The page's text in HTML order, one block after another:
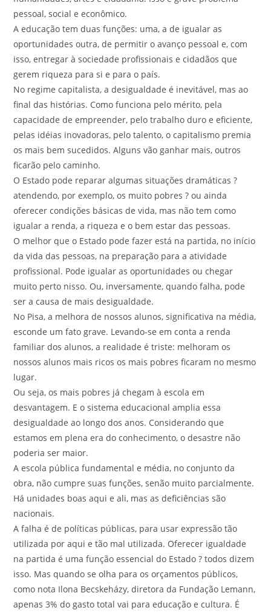
pessoal, social e econômico.
A educação tem duas funções: uma, a de igualar as
oportunidades outra, de permitir o avanço pessoal e, com
isso, entregar à sociedade profissionais e cidadãos que
gerem riqueza para si e para o país.
No regime capitalista, a desigualdade é inevitável, mas ao
final das histórias. Como funciona pelo mérito, pela
capacidade de empreender, pelo trabalho duro e eficiente,
pelas idéias inovadoras, pelo talento, o capitalismo premia
os mais bem sucedidos. Alguns vão ganhar mais, outros
ficarão pelo caminho.
O Estado pode reparar algumas situações dramáticas ?
atendendo, por exemplo, os muito pobres ? ou ainda
oferecer condições básicas de vida, mas não tem como
igualar a renda, a riqueza e o bem estar das pessoas.
O melhor que o Estado pode fazer está na partida, no início
da vida das pessoas, na preparação para a atividade
profissional. Pode igualar as oportunidades ou chegar
muito perto nisso. Ou, inversamente, quando falha, pode
ser a causa de mais desigualdade.
No Pisa, a melhora de nossos alunos, significativa na média,
esconde um fato grave. Levando-se em conta a renda
familiar dos alunos, a realidade é triste: melhoram os
nossos alunos mais ricos os mais pobres ficaram no mesmo
lugar.
Ou seja, os mais pobres já chegam à escola em
desvantagem. E o sistema educacional amplia essa
desigualdade ao longo dos anos. Considerando que
estamos em plena era do conhecimento, o desastre não
poderia ser maior.
A escola pública fundamental e média, no conjunto da
obra, não cumpre suas funções, senão muito parcialmente.
Há unidades boas aqui e ali, mas as deficiências são
nacionais.
A falha é de políticas públicas, para usar expressão tão
utilizada por aqui e tão mal utilizada. Oferecer igualdade
na partida é uma função essencial do Estado ? todos dizem
isso. Mas quando se olha para os orçamentos públicos,
como nota Ilona Becskeházy, diretora da Fundação Lemann,
apenas 3% do gasto total vai para educação e cultura. É